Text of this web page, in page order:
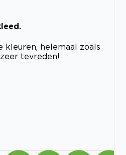
kleuren, helemaal zoals
tevreden!